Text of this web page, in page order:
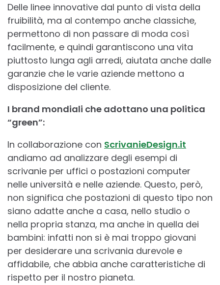
Delle linee innovative dal punto di vista della
fruibilità, ma al contempo anche classiche,
permettono di non passare di moda così
facilmente, e quindi garantiscono una vita
piuttosto lunga agli arredi, aiutata anche dalle
garanzie che le varie aziende mettono a
disposizione del cliente.
I brand mondiali che adottano una politica
“green”:
In collaborazione con ScrivanieDesign.it
andiamo ad analizzare degli esempi di
scrivanie per uffici o postazioni computer
nelle università e nelle aziende. Questo, però,
non significa che postazioni di questo tipo non
siano adatte anche a casa, nello studio o
nella propria stanza, ma anche in quella dei
bambini: infatti non si è mai troppo giovani
per desiderare una scrivania durevole e
affidabile, che abbia anche caratteristiche di
rispetto per il nostro pianeta.